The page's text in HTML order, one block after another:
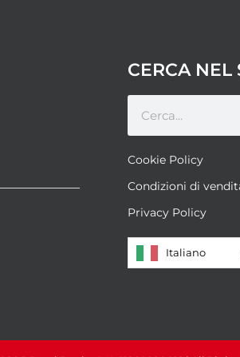
CERCA NEL
Cookie Policy
Condizioni di
Privacy Policy
Italiano